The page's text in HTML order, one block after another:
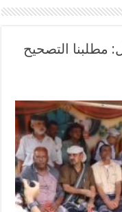
مطلبنا التصحيح